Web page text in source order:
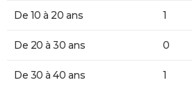
De 10 à 20 ans 1
De 20 à 30 ans 0
De 30 à 40 ans 1